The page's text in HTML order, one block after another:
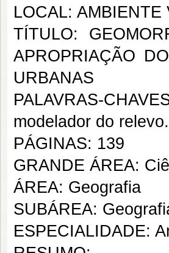
LOCAL:
TÍTULO:
APROPRIAÇÃO
URBANAS
PALAVRAS-
modelador do
PÁGINAS: 139
GRANDE ÁREA:
ÁREA: Geografia
SUBÁREA:
ESPECIALIDADE: